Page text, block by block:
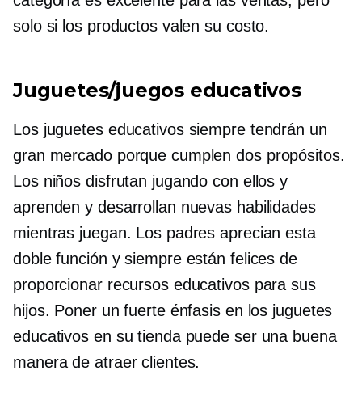
solo si los productos valen su costo.
Juguetes/juegos educativos
Los juguetes educativos siempre tendrán un
gran mercado porque cumplen dos propósitos.
Los niños disfrutan jugando con ellos y
aprenden y desarrollan nuevas habilidades
mientras juegan. Los padres aprecian esta
doble función y siempre están felices de
proporcionar recursos educativos para sus
hijos. Poner un fuerte énfasis en los juguetes
educativos en su tienda puede ser una buena
manera de atraer clientes.